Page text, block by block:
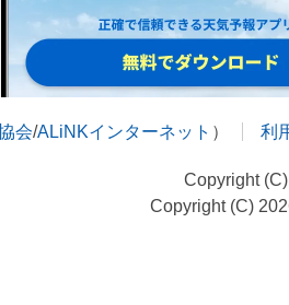
会/ALiNKインターネット ） 利
Copyright
Copyright (C)